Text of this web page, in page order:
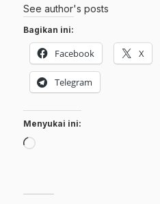
See author's posts
Bagikan ini:
Facebook X
Telegram
Menyukai ini:
Memuat...